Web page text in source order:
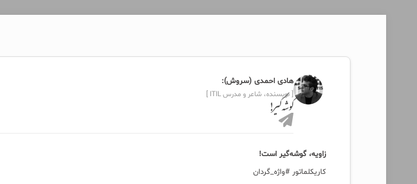
هادی احمدی (سروش):
[ نویسنده، شاعر و مدرس ITIL ]
گوشه‌گیر!
زاویه، گوشه‌گیر است!
کاریکلماتور #واژه_گردان